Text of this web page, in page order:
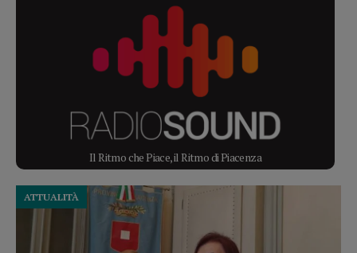
Il Ritmo che Piace, il Ritmo di Piacenza
ATTUALITÀ